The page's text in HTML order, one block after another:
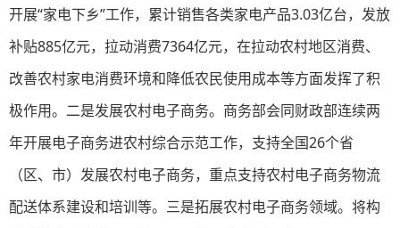
开展“家电下乡”工作，累计销售各类家电产品3.03亿台，发放
补贴885亿元，拉动消费7364亿元，在拉动农村地区消费、
改善农村家电消费环境和降低农民使用成本等方面发挥了积
极作用。二是发展农村电子商务。商务部会同财政部连续两
年开展电子商务进农村综合示范工作，支持全国26个省
（区、市）发展农村电子商务，重点支持农村电子商务物流
配送体系建设和培训等。三是拓展农村电子商务领域。将构